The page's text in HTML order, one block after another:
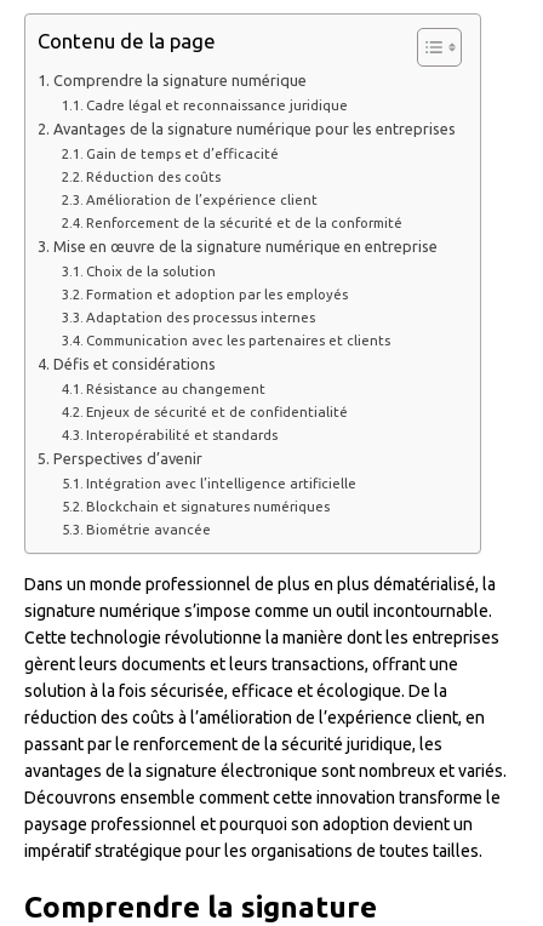
Contenu de la page
Comprendre la signature numérique
Cadre légal et reconnaissance juridique
Avantages de la signature numérique pour les entreprises
Gain de temps et d’efficacité
Réduction des coûts
Amélioration de l’expérience client
Renforcement de la sécurité et de la conformité
Mise en œuvre de la signature numérique en entreprise
Choix de la solution
Formation et adoption par les employés
Adaptation des processus internes
Communication avec les partenaires et clients
Défis et considérations
Résistance au changement
Enjeux de sécurité et de confidentialité
Interopérabilité et standards
Perspectives d’avenir
Intégration avec l’intelligence artificielle
Blockchain et signatures numériques
Biométrie avancée
Dans un monde professionnel de plus en plus dématérialisé, la
signature numérique s’impose comme un outil incontournable.
Cette technologie révolutionne la manière dont les entreprises
gèrent leurs documents et leurs transactions, offrant une
solution à la fois sécurisée, efficace et écologique. De la
réduction des coûts à l’amélioration de l’expérience client, en
passant par le renforcement de la sécurité juridique, les
avantages de la signature électronique sont nombreux et variés.
Découvrons ensemble comment cette innovation transforme le
paysage professionnel et pourquoi son adoption devient un
impératif stratégique pour les organisations de toutes tailles.
Comprendre la signature